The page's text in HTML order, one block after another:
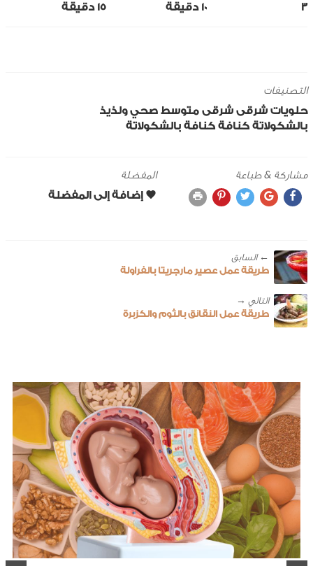
3
10 ‎دقيقة
15 ‎دقيقة
التصنيفات
حلويات شرقى شرقى متوسط صحي ولذيذ
بالشكولاتة كنافة كنافة بالشكولاتة
مشاركة & طباعة المفضلة
← ‎السابق
طريقة عمل عصير مارجريتا بالفراولة
طريقة عمل النقانق بالثوم والكزبرة
الطفل صحة الطفل